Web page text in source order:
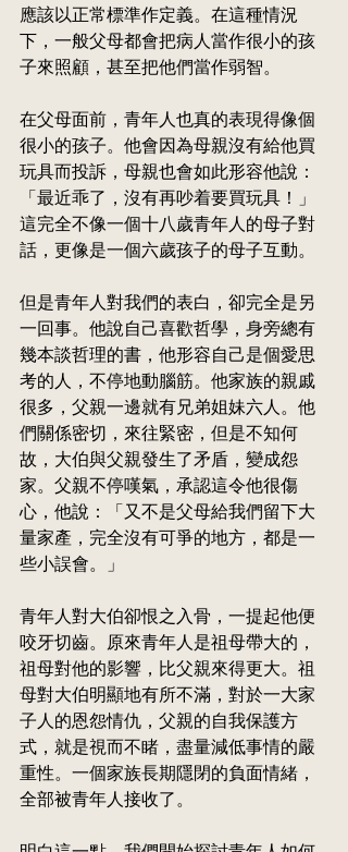
應該以正常標準作定義。在這種情況
下，一般父母都會把病人當作很小的孩
子來照顧，甚至把他們當作弱智。
在父母面前，青年人也真的表現得像個
很小的孩子。他會因為母親沒有給他買
玩具而投訴，母親也會如此形容他說：
「最近乖了，沒有再吵着要買玩具！」
這完全不像一個十八歲青年人的母子對
話，更像是一個六歲孩子的母子互動。
但是青年人對我們的表白，卻完全是另
一回事。他說自己喜歡哲學，身旁總有
幾本談哲理的書，他形容自己是個愛思
考的人，不停地動腦筋。他家族的親戚
很多，父親一邊就有兄弟姐妹六人。他
們關係密切，來往緊密，但是不知何
故，大伯與父親發生了矛盾，變成怨
家。父親不停嘆氣，承認這令他很傷
心，他說：「又不是父母給我們留下大
量家產，完全沒有可爭的地方，都是一
些小誤會。」
青年人對大伯卻恨之入骨，一提起他便
咬牙切齒。原來青年人是祖母帶大的，
祖母對他的影響，比父親來得更大。祖
母對大伯明顯地有所不滿，對於一大家
子人的恩怨情仇，父親的自我保護方
式，就是視而不睹，盡量減低事情的嚴
重性。一個家族長期隱閉的負面情緒，
全部被青年人接收了。